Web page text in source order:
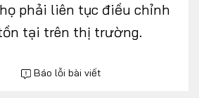
phải liên tục điều chỉnh
tại trên thị trường.
Báo lỗi bài viết